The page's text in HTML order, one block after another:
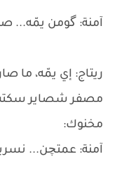
آمنة: گومن
ريتاج: إي يمّه، ما
مصفر شصاير
مخنوك:
آمنة: عمتچن...